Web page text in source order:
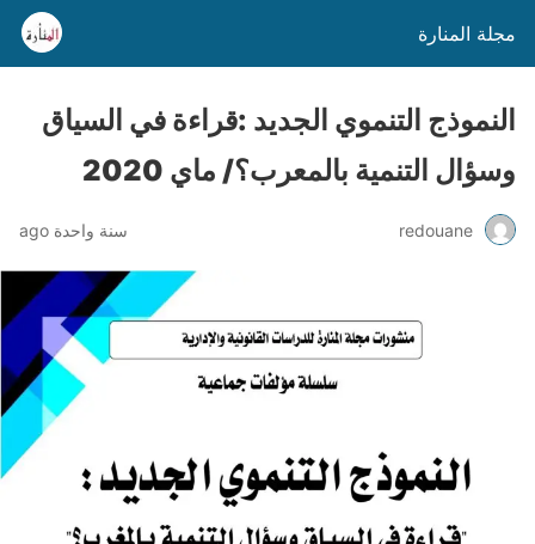
مجلة المنارة
النموذج التنموي الجديد :قراءة في السياق
وسؤال التنمية بالمعرب؟/ ماي 2020
redouane سنة واحدة ago